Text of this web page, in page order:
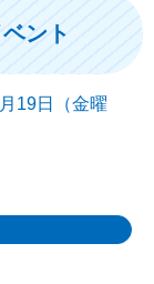
ント
19日（金曜